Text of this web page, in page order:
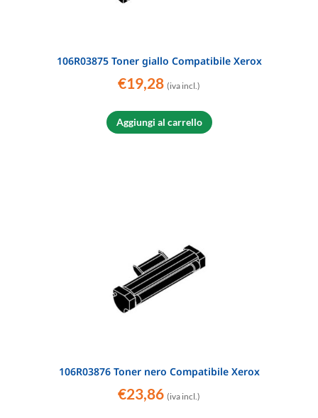
106R03875 Toner giallo Compatibile Xerox
€19,28 (iva incl.)
Aggiungi al carrello
106R03876 Toner nero Compatibile Xerox
€23,86 (iva incl.)